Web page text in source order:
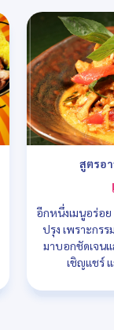
สูตรอ
อีกหนึ่งเมนูอร่อ
ปรุง เพราะกร
มาบอกชัดเจน
เชิญแชร์